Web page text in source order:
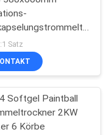
Satz
Softgel Paintball
2KW
6 Körbe